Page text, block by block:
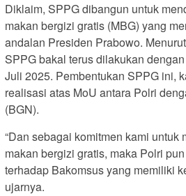
Diklaim, SPPG dibangun untuk
makan bergizi gratis (MBG) yang
andalan Presiden Prabowo.
SPPG bakal terus dilakukan
Juli 2025. Pembentukan SPPG ini,
realisasi atas MoU antara Polri
(BGN).
“Dan sebagai komitmen kami untuk
makan bergizi gratis, maka Polri
terhadap Bakomsus yang memiliki
ujarnya.